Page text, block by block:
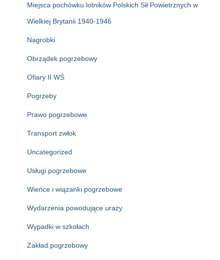
Miejsca pochówku lotników Polskich Sił Powietrznych w
Wielkiej Brytanii 1940-1946
Nagrobki
Obrządek pogrzebowy
Ofiary II WŚ
Pogrzeby
Prawo pogrzebowe
Transport zwłok
Uncategorized
Usługi pogrzebowe
Wieńce i wiązanki pogrzebowe
Wydarzenia powodujące urazy
Wypadki w szkołach
Zakład pogrzebowy